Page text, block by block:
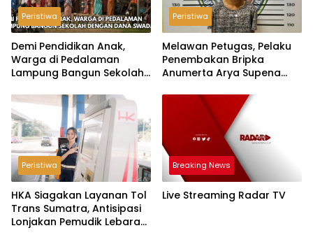
Peristiwa
Demi Pendidikan Anak,
Warga di Pedalaman
Lampung Bangun Sekolah
Peristiwa
Melawan Petugas, Pelaku
Penembakan Bripka
Anumerta Arya Supena
Hantu
Peristiwa
HKA Siagakan Layanan Tol
Trans Sumatra, Antisipasi
Lonjakan Pemudik Lebaran
Breaking News
Live Streaming Radar TV